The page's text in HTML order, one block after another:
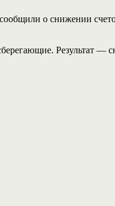
о снижении
Результат —